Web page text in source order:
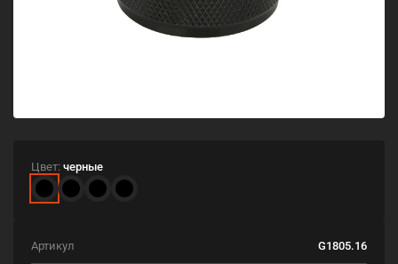
Цвет: черные
Артикул G1805.16